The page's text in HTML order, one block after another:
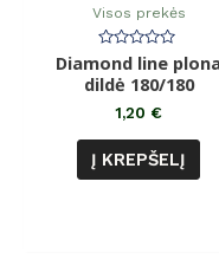
Visos prekės
Įvertinimas:
0
iš
Diamond line
dildė 180/180
1,20 €
Į KREPŠELĮ